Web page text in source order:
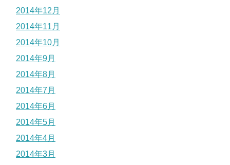
2014年12月
2014年11月
2014年10月
2014年9月
2014年8月
2014年7月
2014年6月
2014年5月
2014年4月
2014年3月